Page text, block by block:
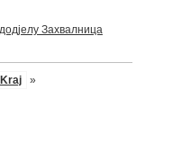
Захвалница
Kraj »